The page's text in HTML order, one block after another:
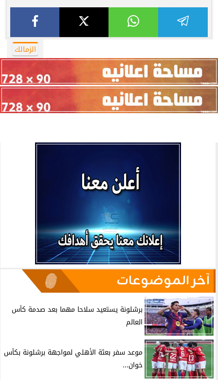
الزمالك
آخر الموضوعات
برشلونة يستعيد سلاحا مهما بعد صدمة كأس
العالم
موعد سفر بعثة الأهلي لمواجهة برشلونة بكأس
خوان...